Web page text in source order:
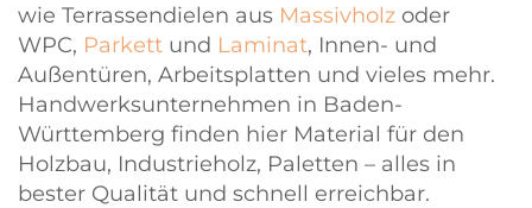
wie Terrassendielen aus Massivholz oder
WPC, Parkett und Laminat, Innen- und
Außentüren, Arbeitsplatten und vieles mehr.
Handwerksunternehmen in Baden-
Württemberg finden hier Material für den
Holzbau, Industrieholz, Paletten – alles in
bester Qualität und schnell erreichbar.